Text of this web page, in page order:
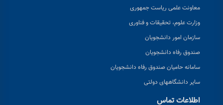
معاونت علمی ریاست جمهوری
وزارت علوم، تحقیقات و فناوری
سازمان امور دانشجویان
صندوق رفاه دانشجویان
سامانه حامیان صندوق رفاه دانشجویان
سایر دانشگاههای دولتی
اطلاعات تماس